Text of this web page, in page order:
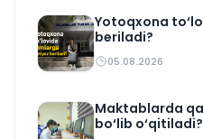
Yotoqxona
beriladi?
05.08.2026
Maktablarda
bo‘lib o‘qitiladi?